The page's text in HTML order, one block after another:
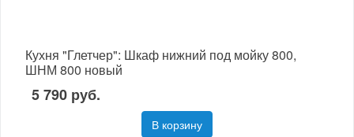
Кухня "Глетчер": Шкаф нижний под мойку 800,
ШНМ 800 новый
5 790 руб.
В корзину